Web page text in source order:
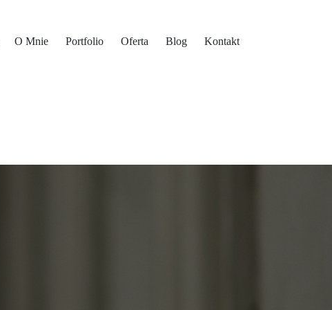
O Mnie Portfolio Oferta Blog Kontakt